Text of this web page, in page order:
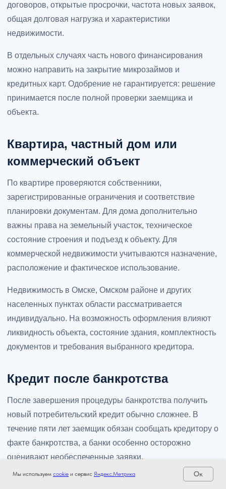
договоров, открытые просрочки, частота новых заявок,
общая долговая нагрузка и характеристики
недвижимости.
В отдельных случаях часть нового финансирования
можно направить на закрытие микрозаймов и
кредитных карт. Одобрение не гарантируется: решение
принимается после полной проверки заемщика и
объекта.
Квартира, частный дом или
коммерческий объект
По квартире проверяются собственники,
зарегистрированные ограничения и соответствие
планировки документам. Для дома дополнительно
важны права на земельный участок, техническое
состояние строения и подъезд к объекту. Для
коммерческой недвижимости учитываются назначение,
расположение и фактическое использование.
Недвижимость в Омске, Омском районе и других
населенных пунктах области рассматривается
индивидуально. На возможность оформления влияют
ликвидность объекта, состояние здания, комплектность
документов и требования выбранного кредитора.
Кредит после банкротства
После завершения процедуры банкротства получить
новый потребительский кредит обычно сложнее. В
течение пяти лет заемщик обязан сообщать кредитору о
факте банкротства, а банки особенно осторожно
оценивают необеспеченные заявки.
Одним из возможных вариантов может стать кредит под
Мы используем cookie и сервис Яндекс.Метрика Ок